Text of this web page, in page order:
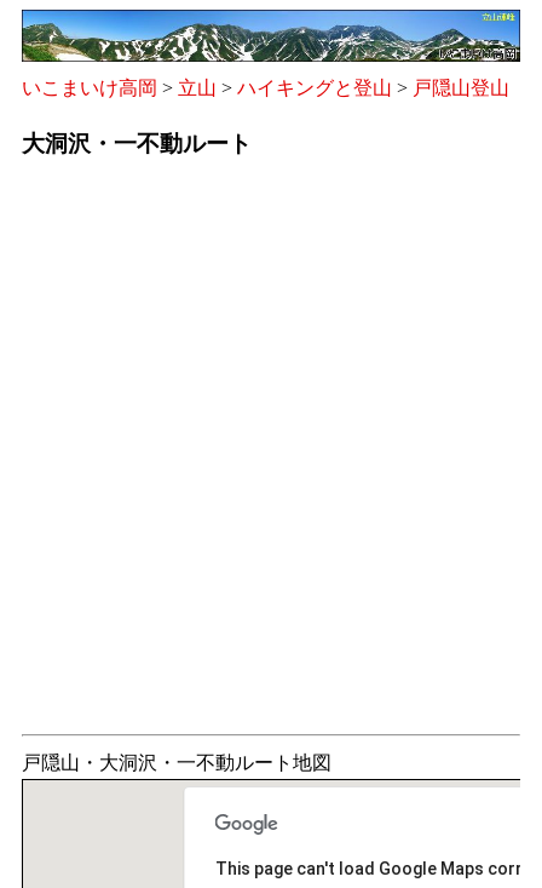
いこまいけ高岡 > 立山 > ハイキングと登山 > 戸隠山登山
大洞沢・一不動ルート
戸隠山・大洞沢・一不動ルート地図
This page can't load Google Maps